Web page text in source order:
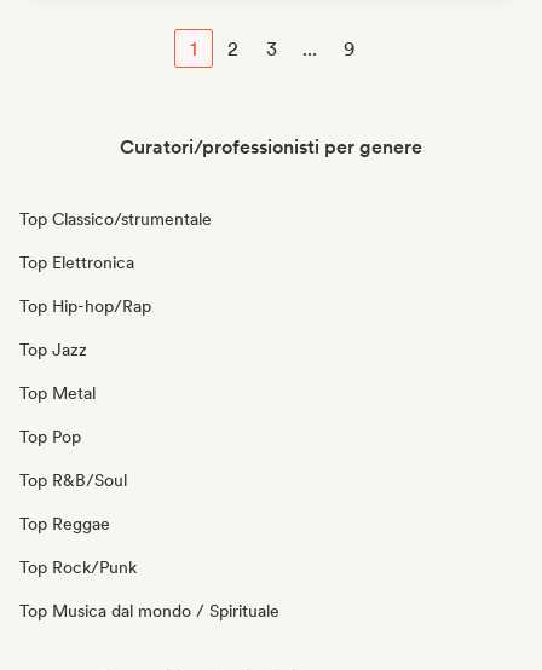
1 2 3 ... 9
Curatori/professionisti per genere
Top Classico/strumentale
Top Elettronica
Top Hip-hop/Rap
Top Jazz
Top Metal
Top Pop
Top R&B/Soul
Top Reggae
Top Rock/Punk
Top Musica dal mondo / Spirituale